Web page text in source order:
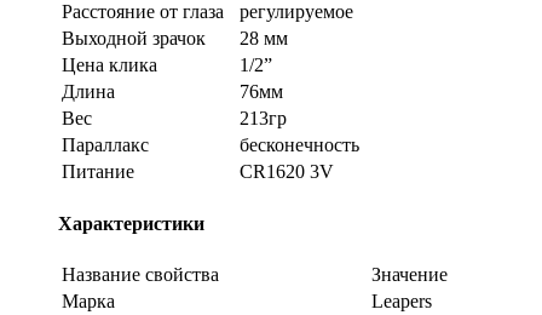
Расстояние от глаза
регулируемое
Выходной зрачок
28 мм
Цена клика
1/2”
Длина
76мм
Вес
213гр
Параллакс
бесконечность
Питание
CR1620 3V
Характеристики
Название свойства
Значение
Марка
Leapers